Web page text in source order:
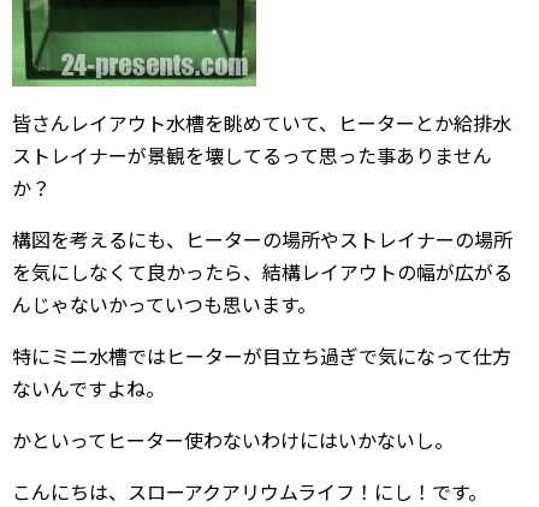
皆さんレイアウト水槽を眺めていて、ヒーターとか給排水
ストレイナーが景観を壊してるって思った事ありません
か？
構図を考えるにも、ヒーターの場所やストレイナーの場所
を気にしなくて良かったら、結構レイアウトの幅が広がる
んじゃないかっていつも思います。
特にミニ水槽ではヒーターが目立ち過ぎで気になって仕方
ないんですよね。
かといってヒーター使わないわけにはいかないし。
こんにちは、スローアクアリウムライフ！にし！です。